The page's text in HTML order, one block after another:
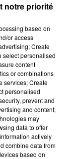
single
pour une
pause après
notre priorité
based on
or access
Create
select personalised
content
or combinations
services; Create
personalised
prevent and
and content;
may
data to offer
actively
combine data from
based on